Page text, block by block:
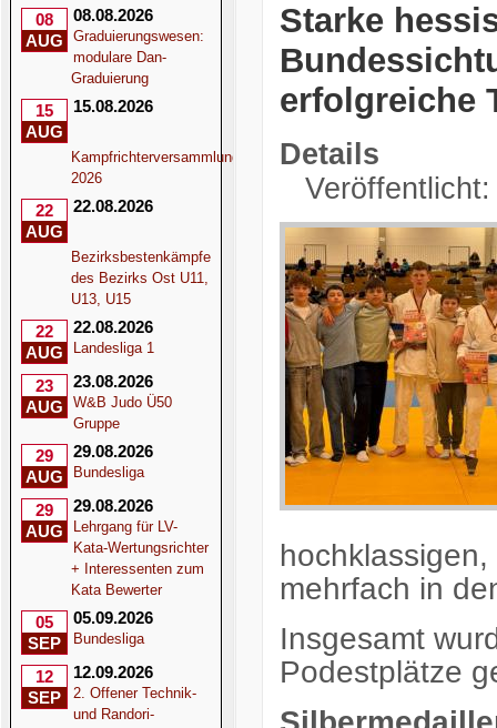
08
AUG
08.08.2026
Graduierungswesen:
modulare Dan-
Graduierung
15
AUG
15.08.2026
Kampfrichterversammlung
2026
22
AUG
22.08.2026
Bezirksbestenkämpfe
des Bezirks Ost U11,
U13, U15
22
AUG
22.08.2026
Landesliga 1
23
AUG
23.08.2026
W&B Judo Ü50
Gruppe
29
AUG
29.08.2026
Bundesliga
29
AUG
29.08.2026
Lehrgang für LV-
Kata-Wertungsrichter
+ Interessenten zum
Kata Bewerter
05
SEP
05.09.2026
Bundesliga
12
SEP
12.09.2026
2. Offener Technik-
und Randori-
Starke
erfolgreiche
Details
mehrfach in
Insgesamt
Podestplätze